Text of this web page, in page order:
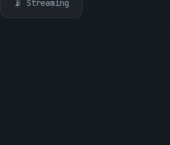
📡 Streaming